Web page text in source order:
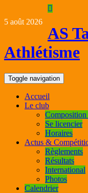
5 août 2026
AS
Athlétisme
Toggle navigation
Accueil
Le club
Composition
Se licencier
Horaires
Actus &
Règlements
Résultats
International
Photos
Calendrier